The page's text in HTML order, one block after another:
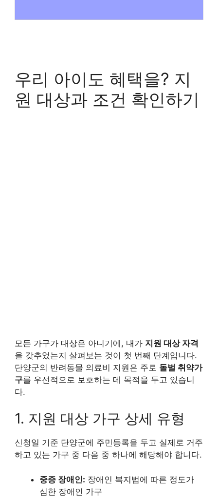
우리 아이도 혜택을? 지
원 대상과 조건 확인하기
모든 가구가 대상은 아니기에, 내가 지원 대상 자격
을 갖추었는지 살펴보는 것이 첫 번째 단계입니다.
단양군의 반려동물 의료비 지원은 주로 돌벌 취약가
구를 우선적으로 보호하는 데 목적을 두고 있습니
다.
1. 지원 대상 가구 상세 유형
신청일 기준 단양군에 주민등록을 두고 실제로 거주
하고 있는 가구 중 다음 중 하나에 해당해야 합니다.
중증 장애인: 장애인 복지법에 따른 정도가
심한 장애인 가구